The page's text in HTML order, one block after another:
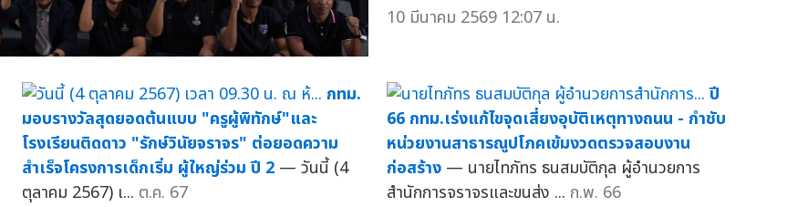
10 มีนาคม 2569 12:07 น.
กทม.
มอบรางวัลสุดยอดต้นแบบ "ครูผู้พิทักษ์"และ
โรงเรียนติดดาว "รักษ์วินัยจราจร" ต่อยอดความ
สำเร็จโครงการเด็กเริ่ม ผู้ใหญ่ร่วม ปี 2 — วันนี้ (4
ตุลาคม 2567) เ... ต.ค. 67
ปี
66 กทม.เร่งแก้ไขจุดเสี่ยงอุบัติเหตุทางถนน - กำชับ
หน่วยงานสาธารณูปโภคเข้มงวดตรวจสอบงาน
ก่อสร้าง — นายไทภัทร ธนสมบัติกุล ผู้อำนวยการ
สำนักการจราจรและขนส่ง ... ก.พ. 66